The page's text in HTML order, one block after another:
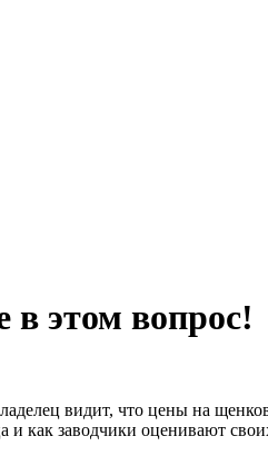
этом вопрос!
видит, что цены на
и как заводчики оценивают